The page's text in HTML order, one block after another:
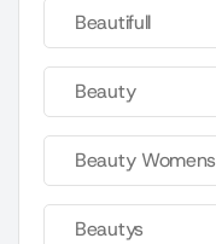
Beautifull
Beauty
Beauty Womens
Beautys